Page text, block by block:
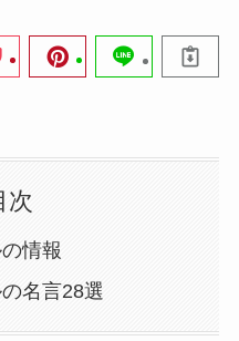
次
情報
名言28選